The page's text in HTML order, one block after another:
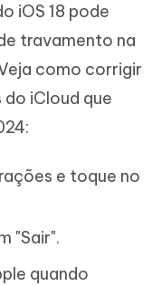
iOS 18 pode
travamento na
como corrigir
iCloud que
e toque no
"Sair".
quando